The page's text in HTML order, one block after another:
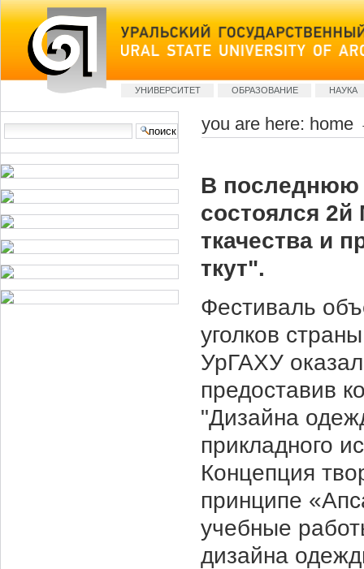
Skip
to
content
Sections
УНИВЕРСИТЕТ ОБРАЗОВАНИЕ НАУКА
search…
you are here: home
В последнюю
состоялся
ткачества и
ткут".
Фестиваль
уголков
УрГАХУ
предоставив
"Дизайна
прикладного
Концепция
принципе
учебные
дизайна